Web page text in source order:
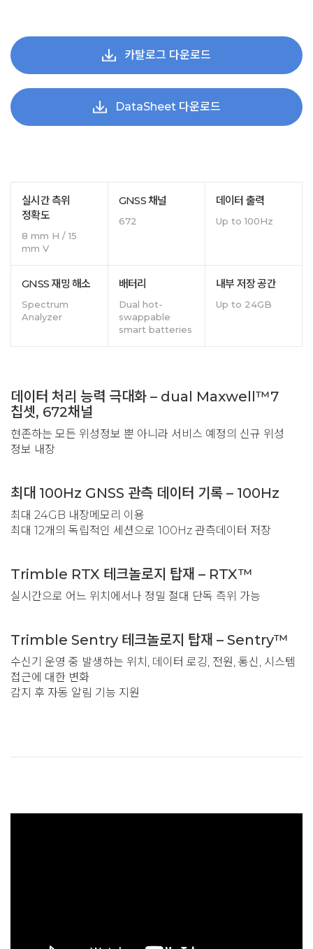
카탈로그 다운로드
DataSheet 다운로드
실시간 측위
정확도
8 mm H / 15
mm V
GNSS 채널
672
데이터 출력
Up to 100Hz
GNSS 재밍 해소
Spectrum
Analyzer
배터리
Dual hot-
swappable
smart batteries
내부 저장 공간
Up to 24GB
데이터 처리 능력 극대화 – dual Maxwell™7
칩셋, 672채널
현존하는 모든 위성정보 뿐 아니라 서비스 예정의 신규 위성
정보 내장
최대 100Hz GNSS 관측 데이터 기록 – 100Hz
최대 24GB 내장메모리 이용
최대 12개의 독립적인 세션으로 100Hz 관측데이터 저장
Trimble RTX 테크놀로지 탑재 – RTX™
실시간으로 어느 위치에서나 정밀 절대 단독 측위 가능
Trimble Sentry 테크놀로지 탑재 – Sentry™
수신기 운영 중 발생하는 위치, 데이터 로깅, 전원, 통신, 시스템
접근에 대한 변화
감지 후 자동 알림 기능 지원